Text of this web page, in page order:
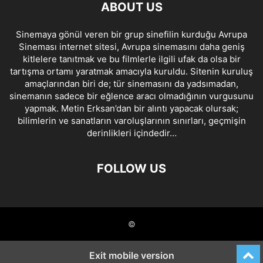
ABOUT US
Sinemaya gönül veren bir grup sinefilin kurduğu Avrupa
Sineması internet sitesi, Avrupa sinemasını daha geniş
kitlelere tanıtmak ve bu filmlerle ilgili ufak da olsa bir
tartışma ortamı yaratmak amacıyla kuruldu. Sitenin kuruluş
amaçlarından biri de; tür sinemasını da yadsımadan,
sinemanın sadece bir eğlence aracı olmadığının vurgusunu
yapmak. Metin Erksan’dan bir alıntı yapacak olursak;
bilimlerin ve sanatların varoluşlarının sınırları, geçmişin
derinlikleri içindedir…
FOLLOW US
©
Exit mobile version